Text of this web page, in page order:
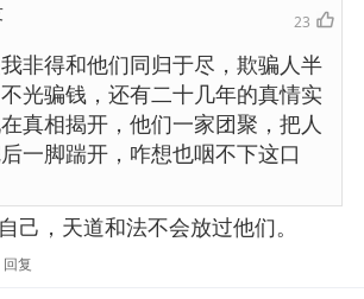
23
非得和他们同归于尽，欺骗人半
光骗钱，还有二十几年的真情实
真相揭开，他们一家团聚，把人
一脚踹开，咋想也咽不下这口
己，天道和法不会放过他们。
回复